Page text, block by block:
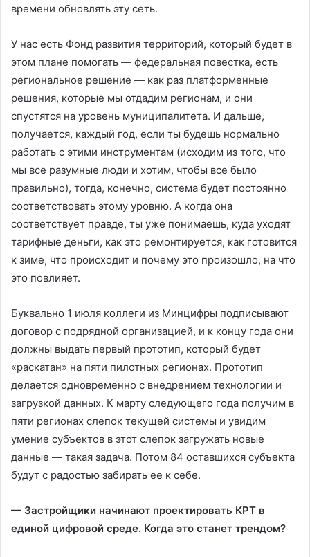
времени обновлять эту сеть.
У нас есть Фонд развития территорий, который будет в
этом плане помогать — федеральная повестка, есть
региональное решение — как раз платформенные
решения, которые мы отдадим регионам, и они
спустятся на уровень муниципалитета. И дальше,
получается, каждый год, если ты будешь нормально
работать с этими инструментам (исходим из того, что
мы все разумные люди и хотим, чтобы все было
правильно), тогда, конечно, система будет постоянно
соответствовать этому уровню. А когда она
соответствует правде, ты уже понимаешь, куда уходят
тарифные деньги, как это ремонтируется, как готовится
к зиме, что происходит и почему это произошло, на что
это повлияет.
Буквально 1 июля коллеги из Минцифры подписывают
договор с подрядной организацией, и к концу года они
должны выдать первый прототип, который будет
«раскатан» на пяти пилотных регионах. Прототип
делается одновременно с внедрением технологии и
загрузкой данных. К марту следующего года получим в
пяти регионах слепок текущей системы и увидим
умение субъектов в этот слепок загружать новые
данные — такая задача. Потом 84 оставшихся субъекта
будут с радостью забирать ее к себе.
— Застройщики начинают проектировать КРТ в
единой цифровой среде. Когда это станет трендом?